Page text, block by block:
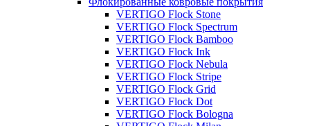
VERTIGO Flock Stone
VERTIGO Flock Spectrum
VERTIGO Flock Bamboo
VERTIGO Flock Ink
VERTIGO Flock Nebula
VERTIGO Flock Stripe
VERTIGO Flock Grid
VERTIGO Flock Dot
VERTIGO Flock Bologna